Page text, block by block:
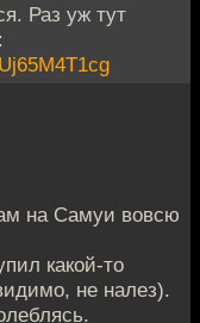
Раз уж тут
на Самуи вовсю
какой-то
не налез).